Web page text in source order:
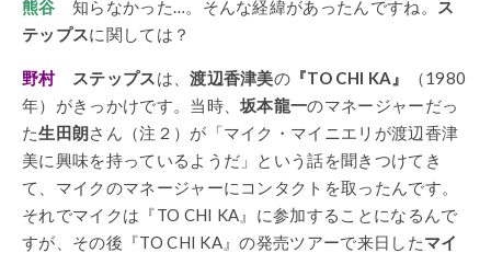
熊谷 知らなかった…。そんな経緯があったんですね。
ス
テップスに関しては？
野村 ステップスは、渡辺香津美の 『TO CHI KA』
（1980
年）がきっかけです。当時、坂本龍一のマネージャーだっ
た生田朗さん（注２）が「マイク・マイニエリが渡辺香津
美に興味を持っているようだ」という話を聞きつけてき
て、マイクのマネージャーにコンタクトを取ったんです。
それでマイクは『TO CHI KA』に参加することになるんで
すが、その後『TO CHI KA』の発売ツアーで来日したマイ